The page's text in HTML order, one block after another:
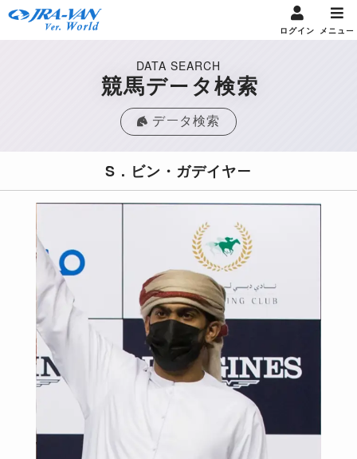
ログイン メニュー
DATA SEARCH
競馬データ検索
データ検索
S．ビン・ガデイヤー